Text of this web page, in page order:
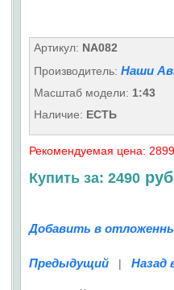
Артикул: NA082
Производитель: Наши
Масштаб модели: 1:43
Наличие: ЕСТЬ
Рекомендуемая цена:
Купить за: 2490 руб
Добавить в
Предыдущий | Назад